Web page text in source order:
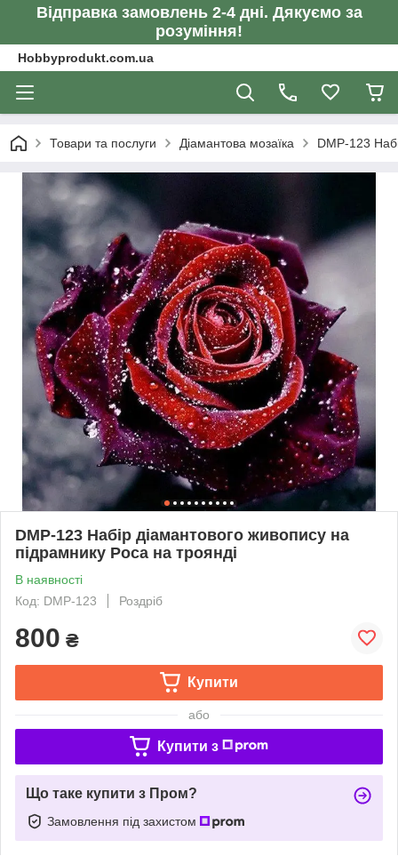
Відправка замовлень 2-4 дні. Дякуємо за
розуміння!
Hobbyprodukt.com.ua
Товари та послуги Діамантова мозаїка DMP-123
DMP-123 Набір діамантового живопису на
підрамнику Роса на троянді
В наявності
Код: DMP-123
Роздріб
800 ₴
Купити
або
Купити з
Що таке купити з Пром?
Замовлення під захистом